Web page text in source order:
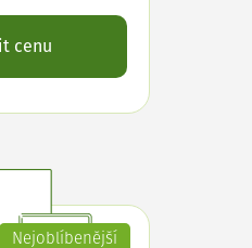
cenu
Nejoblíbenější